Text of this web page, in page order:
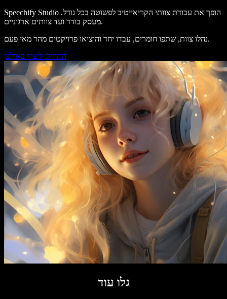
Speechify Studio הופך את עבודת צוותי הקריאייטיב לפשוטה בכל גודל.
מעסק בודד ועד צוותים ארגוניים.
נהלו צוות, שתפו חומרים, עבדו יחד והוציאו פרויקטים מהר מאי פעם.
התחילו ליצור באולפן
גלו עוד